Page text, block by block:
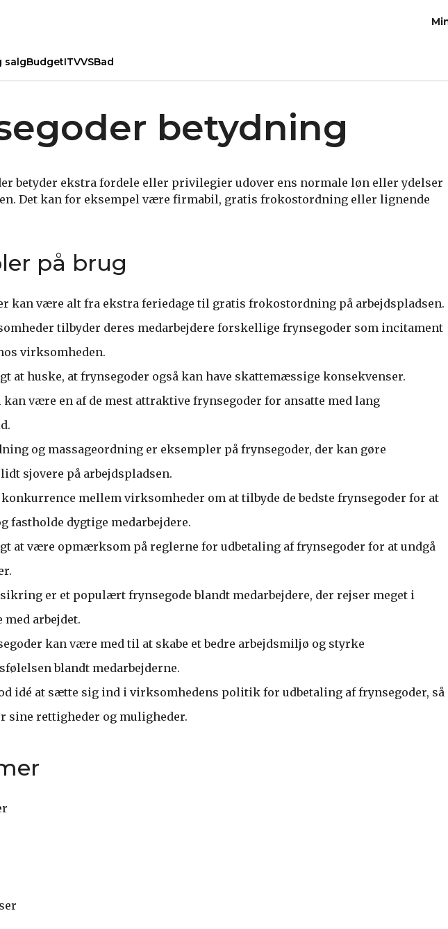
salgBudgetITVVSBad
betydning
betyder ekstra fordele eller privilegier udover ens normale løn eller ydelser
Det kan for eksempel være firmabil, gratis frokostordning eller lignende
på brug
kan være alt fra ekstra feriedage til gratis frokostordning på arbejdspladsen.
tilbyder deres medarbejdere forskellige frynsegoder som incitament
virksomheden.
at huske, at frynsegoder også kan have skattemæssige konsekvenser.
være en af de mest attraktive frynsegoder for ansatte med lang
og massageordning er eksempler på frynsegoder, der kan gøre
sjovere på arbejdspladsen.
mellem virksomheder om at tilbyde de bedste frynsegoder for at
fastholde dygtige medarbejdere.
at være opmærksom på reglerne for udbetaling af frynsegoder for at undgå
er et populært frynsegode blandt medarbejdere, der rejser meget i
arbejdet.
kan være med til at skabe et bedre arbejdsmiljø og styrke
blandt medarbejderne.
idé at sætte sig ind i virksomhedens politik for udbetaling af frynsegoder, så
sine rettigheder og muligheder.